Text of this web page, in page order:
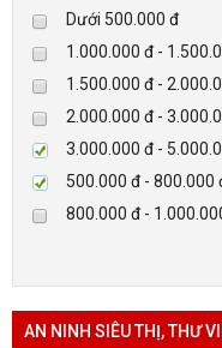
Paradox-Canada
D-max
HIKVISON
Eguard
Khác
Rapiscan
Dưới 500.000 đ
1.000.000 đ -
1.500.000 đ -
2.000.000 đ -
3.000.000 đ -
500.000 đ - 800.000
800.000 đ -
AN NINH SIÊU THỊ, THƯ